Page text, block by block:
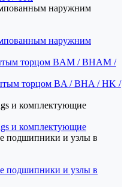
наружним
наружним
торцом BAM / BHAM /
торцом BA / BHA / HK /
и комплектующие
и комплектующие
подшипники и узлы в
подшипники и узлы в